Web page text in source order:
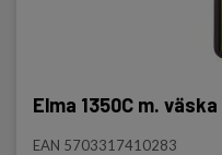
Elma 1350C m. väska
EAN 5703317410283